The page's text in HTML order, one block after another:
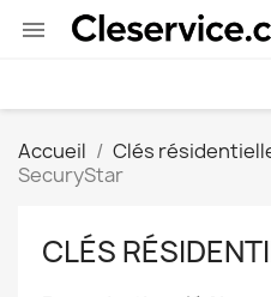

Accueil Clés
SecuryStar
CLÉS